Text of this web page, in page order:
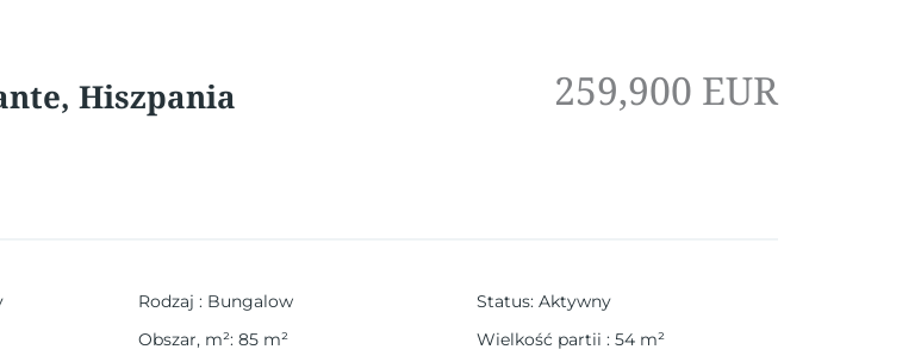
Hiszpania 259,900 EUR
Rodzaj : Bungalow Status: Aktywny
Obszar, m²: 85 m² Wielkość partii : 54 m²